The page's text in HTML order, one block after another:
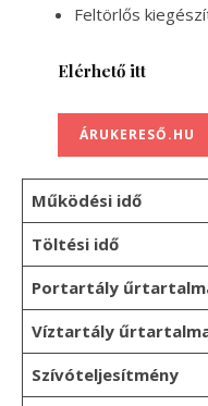
Feltörlős
Elérhető itt
ÁRUKERESŐ.HU
Működési idő
Töltési idő
Portartály
Víztartály
Szívóteljesítmény